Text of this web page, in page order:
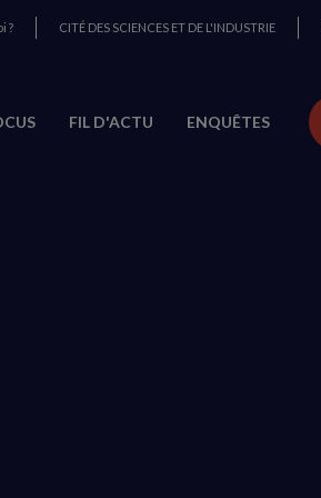
? CITÉ DES SCIENCES ET DE L'INDUSTRIE
FIL D'ACTU ENQUÊTES